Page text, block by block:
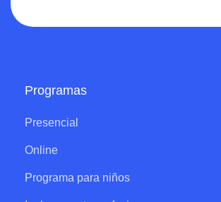
Programas
Presencial
Online
Programa para niños